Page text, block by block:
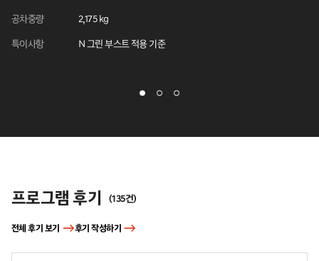
공차중량 2,175 kg
특이사항 N 그린 부스트 적용 기준
후기
프로그램 후기 (135건)
전체 후기 보기 후기 작성하기